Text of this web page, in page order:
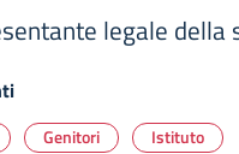
legale della
Genitori Istituto